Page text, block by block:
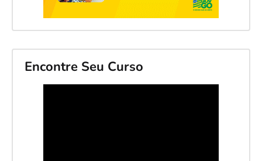
Encontre Seu Curso